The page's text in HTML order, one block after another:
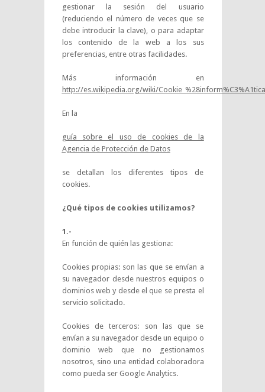
gestionar la sesión del usuario
(reduciendo el número de veces que se
debe introducir la clave), o para adaptar
los contenido de la web a los sus
preferencias, entre otras facilidades.
Más información en
http://es.wikipedia.org/wiki/
En la
guía sobre el uso de cookies de la
Agencia de Protección de Datos
se detallan los diferentes tipos de
cookies.
¿Qué tipos de cookies utilizamos?
1.-
En función de quién las gestiona:
Cookies propias: son las que se envían a
su navegador desde nuestros equipos o
dominios web y desde el que se presta el
servicio solicitado.
Cookies de terceros: son las que se
envían a su navegador desde un equipo o
dominio web que no gestionamos
nosotros, sino una entidad colaboradora
como pueda ser Google Analytics.